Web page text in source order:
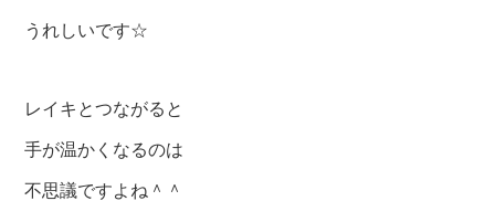
うれしいです☆
レイキとつながると
手が温かくなるのは
不思議ですよね＾＾